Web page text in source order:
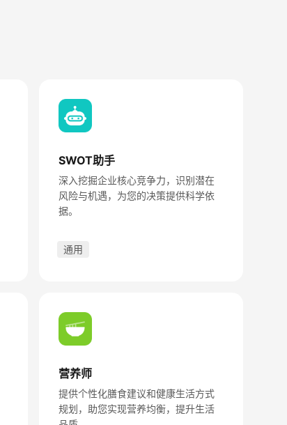
SWOT助手
深入挖掘企业核心竞争力，识别潜在
风险与机遇，为您的决策提供科学依
据。
通用
营养师
提供个性化膳食建议和健康生活方式
规划，助您实现营养均衡，提升生活